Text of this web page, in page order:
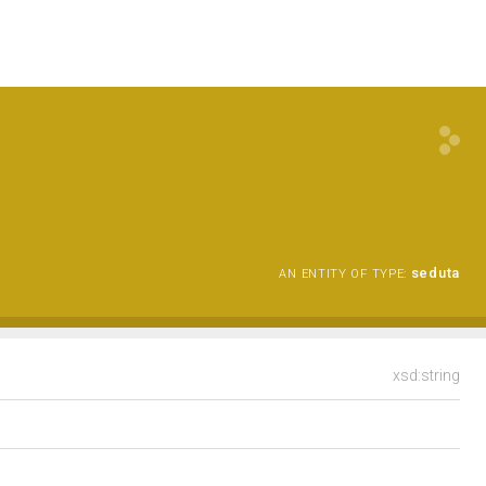
AN ENTITY OF TYPE: seduta
xsd:string